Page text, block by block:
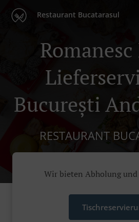
Restaurant Bucatarasul
Romanesc
București
RESTAURANT
Wir bieten Abholung